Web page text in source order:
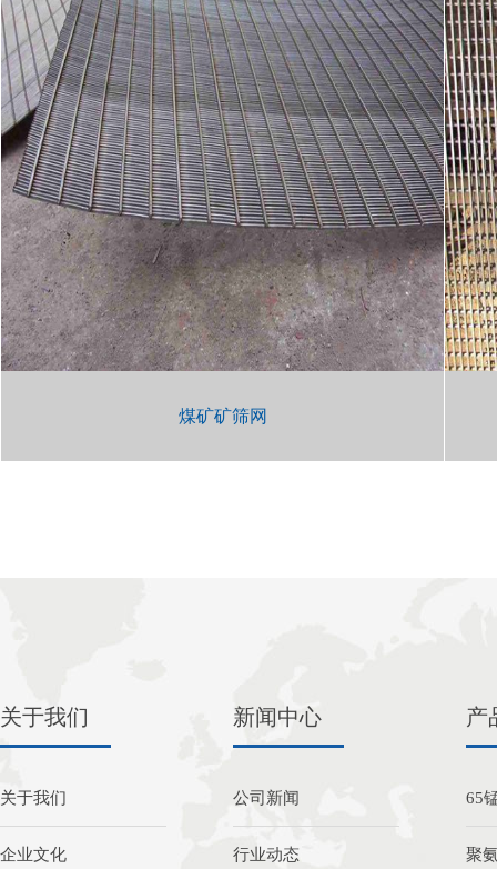
煤矿矿筛网
关于我们
关于我们
企业文化
新闻中心
公司新闻
行业动态
产
65
聚